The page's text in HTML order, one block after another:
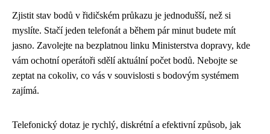
Zjistit stav bodů v řidičském průkazu je jednodušší, než si
myslíte. Stačí jeden telefonát a během pár minut budete mít
jasno. Zavolejte na bezplatnou linku Ministerstva dopravy, kde
vám ochotní operátoři sdělí aktuální počet bodů. Nebojte se
zeptat na cokoliv, co vás v souvislosti s bodovým systémem
zajímá.
Telefonický dotaz je rychlý, diskrétní a efektivní způsob, jak